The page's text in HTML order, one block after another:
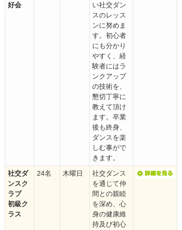
好会
い社交ダン
スのレッス
ンに努めま
す。初心者
にも分かり
やすく、経
験者にはラ
ンクアップ
の技術を、
懇切丁寧に
教えて頂け
ます。卒業
後も終身、
ダンスを楽
しむ事がで
きます。
社交ダ
ンスク
ラブ
初級ク
ラス
24名 木曜日
社交ダンス
を通じて仲
間との親睦
を深め、心
身の健康維
持及び初心